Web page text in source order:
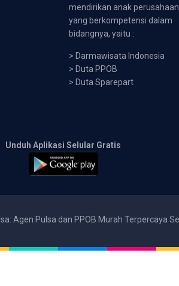
mendirikan anak perusahaan
yang berkompetensi dalam
bidangnya, yaitu :
> Darmawisata Indonesia
> Duta PPOB
> Duta Sparepart
Unduh Aplikasi Selular Gratis
Agen Pulsa dan PPOB Murah Terpercaya